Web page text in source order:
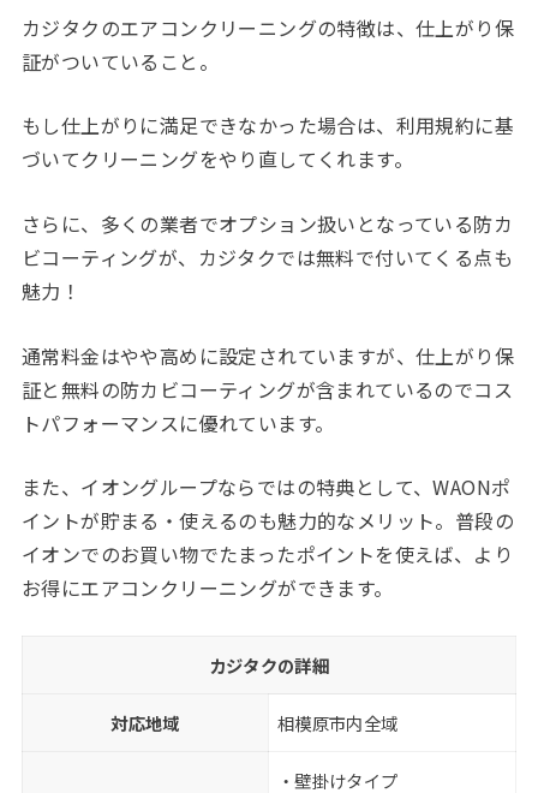
カジタクのエアコンクリーニングの特徴は、仕上がり保
証がついていること。
もし仕上がりに満足できなかった場合は、利用規約に基
づいてクリーニングをやり直してくれます。
さらに、多くの業者でオプション扱いとなっている防カ
ビコーティングが、カジタクでは無料で付いてくる点も
魅力！
通常料金はやや高めに設定されていますが、仕上がり保
証と無料の防カビコーティングが含まれているのでコス
トパフォーマンスに優れています。
また、イオングループならではの特典として、WAONポ
イントが貯まる・使えるのも魅力的なメリット。普段の
イオンでのお買い物でたまったポイントを使えば、より
お得にエアコンクリーニングができます。
カジタクの詳細
対応地域 相模原市内全域
・壁掛けタイプ